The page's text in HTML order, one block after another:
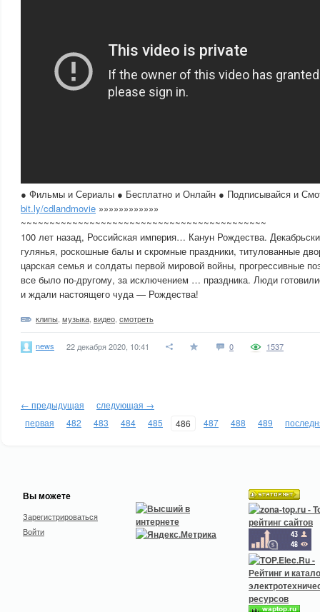
● Фильмы и Сериалы ● Бесплатно и Онлайн ● Подписывайся и
bit.ly/cdlandmovie »»»»»»»»»»»»
~~~~~~~~~~~~~~~~~~~~~~~~~~~~~~~~~~~~~~~~~~~
100 лет назад, Российская империя… Канун Рождества.
гулянья, роскошные балы и скромные праздники, титулованные
царская семья и солдаты первой мировой войны, прогрессивные
все было по-другому, за исключением … праздника. Люди
и ждали настоящего чуда — Рождества!
клипы музыка видео смотреть
news 22 декабря 2020, 10:41 0 1537
← предыдущая
следующая →
первая
482 483 484 485 486 487 488 489
Вы можете
Зарегистрироваться
Войти